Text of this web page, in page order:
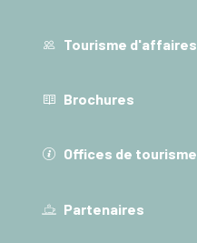
Tourisme d'affaires
Brochures
Offices de tourisme
Partenaires